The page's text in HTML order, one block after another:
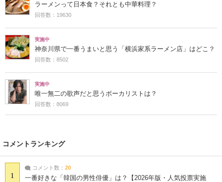
ラーメンって日本食？それとも中華料理？
回答数：19630
実施中
神奈川県で一番うまいと思う「横浜家系ラーメン店」はどこ？
回答数：8502
実施中
唯一無二の歌声だと思うボーカリストは？
回答数：8069
コメントランキング
1
コメント数： 20
一番好きな「韓国の男性俳優」は？【2026年版・人気投票実施